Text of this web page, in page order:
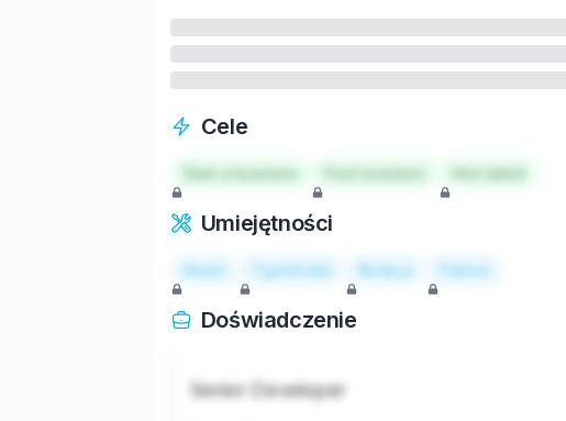
Cele
Start a business Hire talent
Umiejętności
React TypeScript Node.js Python
Doświadczenie
Senior Developer